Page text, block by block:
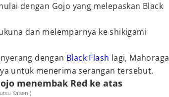
dengan Gojo yang melepaskan Black
dan melemparnya ke shikigami
dengan Black Flash lagi, Mahoraga
untuk menerima serangan tersebut.
menembak Red ke atas
Kaisen )